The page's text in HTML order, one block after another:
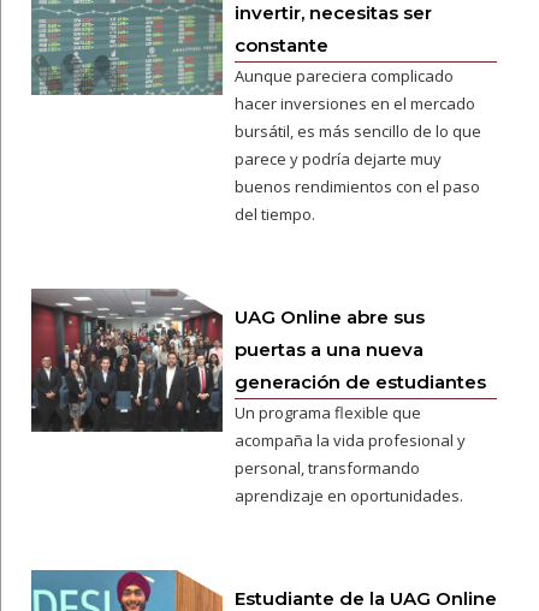
invertir, necesitas ser
constante
Aunque pareciera complicado
hacer inversiones en el mercado
bursátil, es más sencillo de lo que
parece y podría dejarte muy
buenos rendimientos con el paso
del tiempo.
UAG Online abre sus
puertas a una nueva
generación de estudiantes
Un programa flexible que
acompaña la vida profesional y
personal, transformando
aprendizaje en oportunidades.
Estudiante de la UAG Online